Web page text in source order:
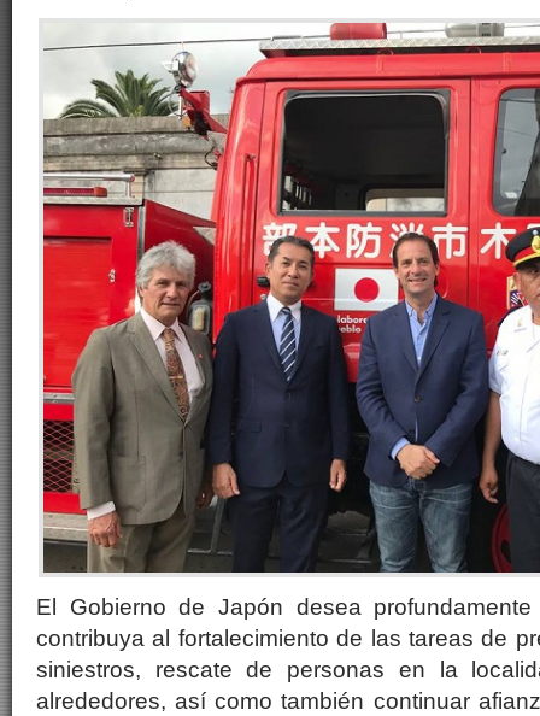
El Gobierno de Japón desea
contribuya al fortalecimiento de las tareas de
siniestros, rescate de personas en la
alrededores, así como también continuar